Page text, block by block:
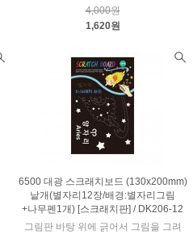
4,000원
1,620원
6500 대광 스크래치보드 (130x200mm)
낱개(별자리12장/배경:별자리그림
+나무펜1개) [스크래치판] / DK206-12
그림판 바탕 위에 긁어서 그림을 그려